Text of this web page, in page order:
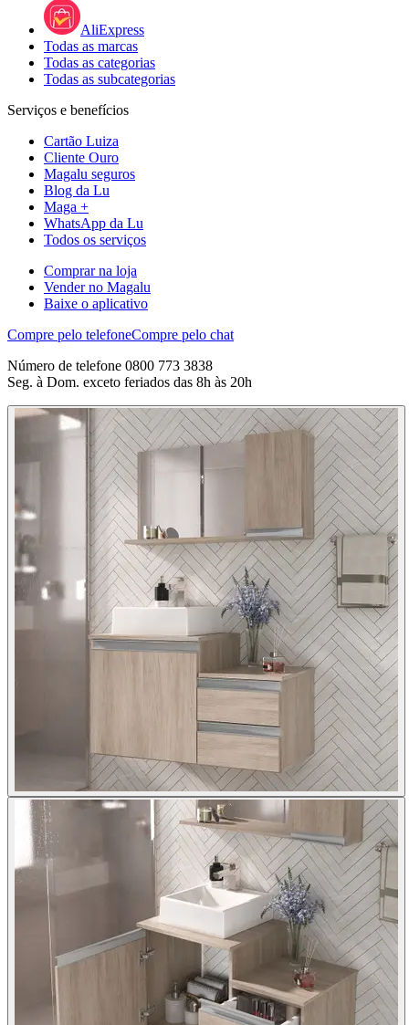
AliExpress
Todas as marcas
Todas as categorias
Todas as subcategorias
Serviços e benefícios
Cartão Luiza
Cliente Ouro
Magalu seguros
Blog da Lu
Maga +
WhatsApp da Lu
Todos os serviços
Comprar na loja
Vender no Magalu
Baixe o aplicativo
Compre pelo telefoneCompre pelo chat
Número de telefone 0800 773 3838
Seg. à Dom. exceto feriados das 8h às 20h